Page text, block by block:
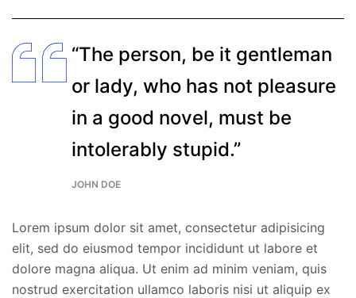
“The person, be it gentleman
or lady, who has not pleasure
in a good novel, must be
intolerably stupid.”
JOHN DOE
Lorem ipsum dolor sit amet, consectetur adipisicing
elit, sed do eiusmod tempor incididunt ut labore et
dolore magna aliqua. Ut enim ad minim veniam, quis
nostrud exercitation ullamco laboris nisi ut aliquip ex